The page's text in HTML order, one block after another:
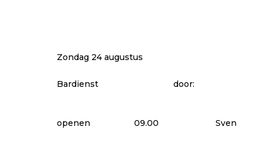
Zondag 24 augustus
Bardienst door:
openen 09.00 Sven